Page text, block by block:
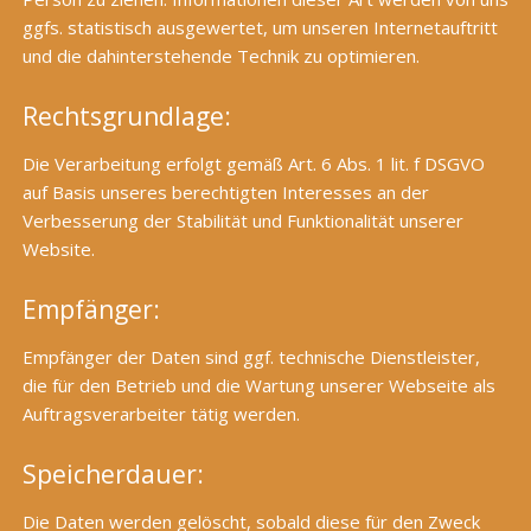
ggfs. statistisch ausgewertet, um unseren Internetauftritt
und die dahinterstehende Technik zu optimieren.
Rechtsgrundlage:
Die Verarbeitung erfolgt gemäß Art. 6 Abs. 1 lit. f DSGVO
auf Basis unseres berechtigten Interesses an der
Verbesserung der Stabilität und Funktionalität unserer
Website.
Empfänger:
Empfänger der Daten sind ggf. technische Dienstleister,
die für den Betrieb und die Wartung unserer Webseite als
Auftragsverarbeiter tätig werden.
Speicherdauer:
Die Daten werden gelöscht, sobald diese für den Zweck